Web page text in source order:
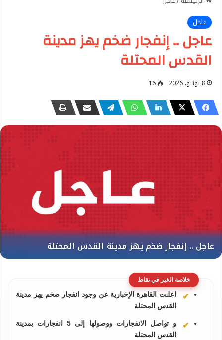
عاجل
عاجل .. إنفجار ضخم يهز مدينة
القدس المحتلة
8 يونيو، 2026 16
خلاصة الخبر في نقاط
اعلنت القاهرة الإخبارية عن وجود انفجار ضخم يهز مدينة
القدس المحتلة
و تواصل الانفجارات ووصولها إلى 5 انفجارات بمدينة
القدس المحتلة